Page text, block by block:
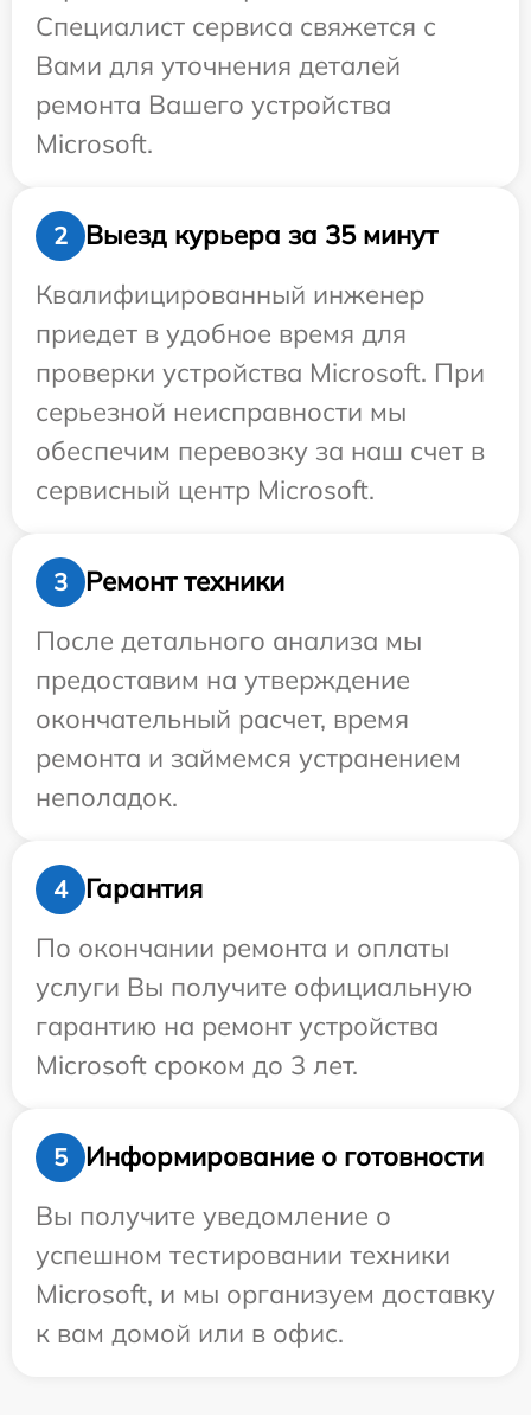
Специалист сервиса свяжется с
Вами для уточнения деталей
ремонта Вашего устройства
Microsoft.
2
Выезд курьера за 35 минут
Квалифицированный инженер
приедет в удобное время для
проверки устройства Microsoft. При
серьезной неисправности мы
обеспечим перевозку за наш счет в
сервисный центр Microsoft.
3
Ремонт техники
После детального анализа мы
предоставим на утверждение
окончательный расчет, время
ремонта и займемся устранением
неполадок.
4
Гарантия
По окончании ремонта и оплаты
услуги Вы получите официальную
гарантию на ремонт устройства
Microsoft сроком до 3 лет.
5
Информирование о готовности
Вы получите уведомление о
успешном тестировании техники
Microsoft, и мы организуем доставку
к вам домой или в офис.